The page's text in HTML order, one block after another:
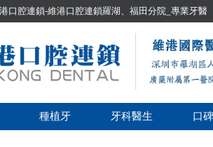
口腔連鎖-維港口腔連鎖羅湖、福田分院_專業牙
種植牙 牙科醫生 口